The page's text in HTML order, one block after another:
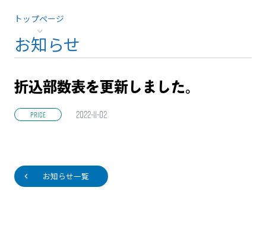
トップページ
お知らせ
2022-11-02
折込部数表を更新しました。
PRICE
お知らせ一覧